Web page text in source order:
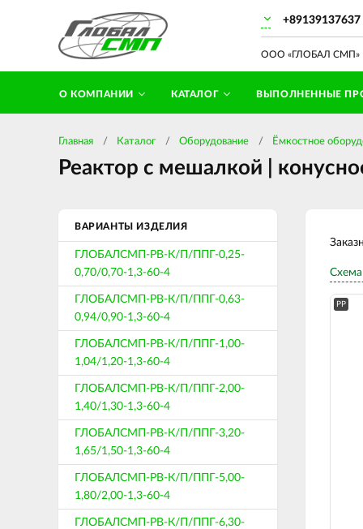
ООО «ГЛОБАЛ СМП»
+89139137637
О КОМПАНИИ КАТАЛОГ ВЫПОЛНЕННЫЕ
Главная Каталог Оборудование Ёмкостное
Реактор с мешалкой |
ВАРИАНТЫ ИЗДЕЛИЯ
ГЛОБАЛСМП-РВ-К/П/ППГ-0,25-
0,70/0,70-1,3-60-4
ГЛОБАЛСМП-РВ-К/П/ППГ-0,63-
0,94/0,90-1,3-60-4
ГЛОБАЛСМП-РВ-К/П/ППГ-1,00-
1,04/1,20-1,3-60-4
ГЛОБАЛСМП-РВ-К/П/ППГ-2,00-
1,40/1,30-1,3-60-4
ГЛОБАЛСМП-РВ-К/П/ППГ-3,20-
1,65/1,50-1,3-60-4
ГЛОБАЛСМП-РВ-К/П/ППГ-5,00-
1,80/2,00-1,3-60-4
ГЛОБАЛСМП-РВ-К/П/ППГ-6,30-
PP